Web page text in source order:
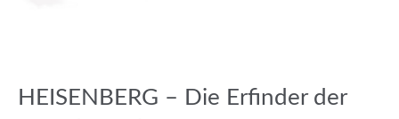
HEISENBERG – Die Erfinder der